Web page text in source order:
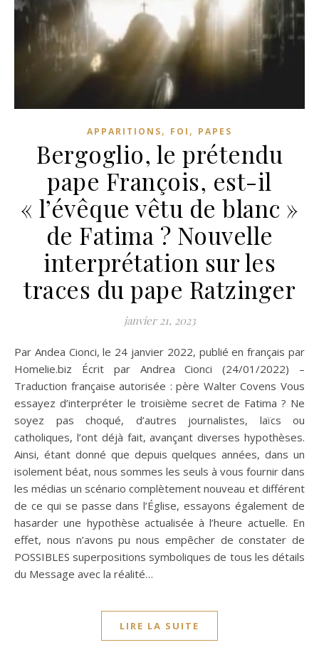
APPARITIONS, FOI , PAPES
Bergoglio, le prétendu
pape François, est-il
« l’évêque vêtu de blanc »
de Fatima ? Nouvelle
interprétation sur les
traces du pape Ratzinger
janvier 21, 2023
Par Andea Cionci, le 24 janvier 2022, publié en français par
Homelie.biz Écrit par Andrea Cionci (24/01/2022) –
Traduction française autorisée : père Walter Covens Vous
essayez d’interpréter le troisième secret de Fatima ? Ne
soyez pas choqué, d’autres journalistes, laïcs ou
catholiques, l’ont déjà fait, avançant diverses hypothèses.
Ainsi, étant donné que depuis quelques années, dans un
isolement béat, nous sommes les seuls à vous fournir dans
les médias un scénario complètement nouveau et différent
de ce qui se passe dans l’Église, essayons également de
hasarder une hypothèse actualisée à l’heure actuelle. En
effet, nous n’avons pu nous empêcher de constater de
POSSIBLES superpositions symboliques de tous les détails
du Message avec la réalité…
LIRE LA SUITE